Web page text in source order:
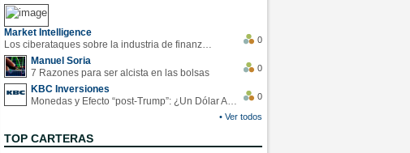
Market Intelligence
Los ciberataques sobre la industria de finanzas se han duplicado este año
0
Manuel Soria
7 Razones para ser alcista en las bolsas
0
KBC Inversiones
Monedas y Efecto “post-Trump”: ¿Un Dólar Americano operando en rangos?
0
• Ver todos
TOP CARTERAS